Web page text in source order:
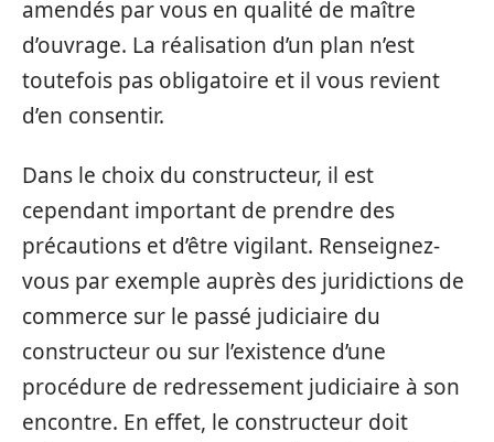
amendés par vous en qualité de maître
d’ouvrage. La réalisation d’un plan n’est
toutefois pas obligatoire et il vous revient
d’en consentir.
Dans le choix du constructeur, il est
cependant important de prendre des
précautions et d’être vigilant. Renseignez-
vous par exemple auprès des juridictions de
commerce sur le passé judiciaire du
constructeur ou sur l’existence d’une
procédure de redressement judiciaire à son
encontre. En effet, le constructeur doit